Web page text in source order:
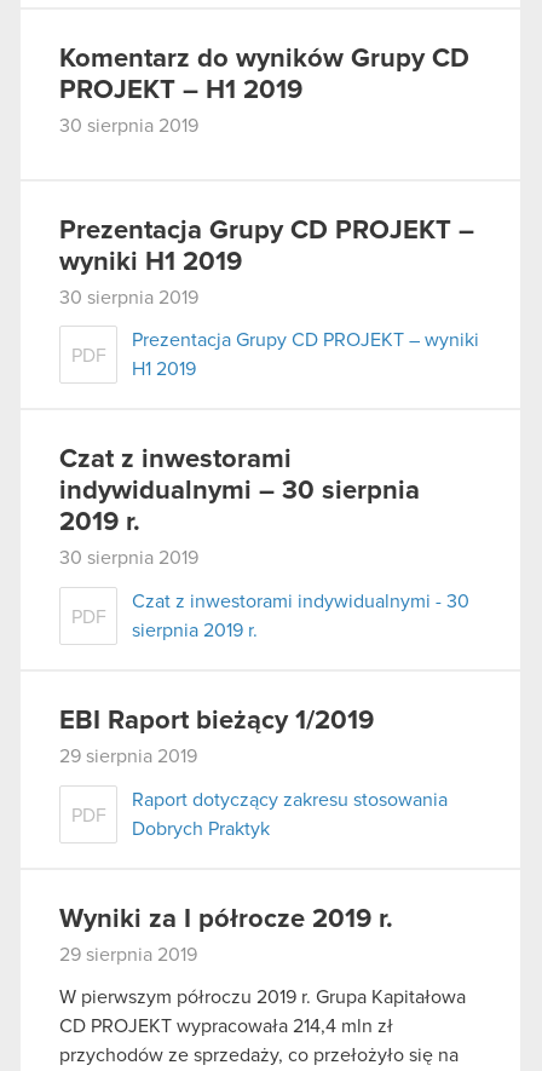
Komentarz do wyników Grupy CD
PROJEKT – H1 2019
30 sierpnia 2019
Prezentacja Grupy CD PROJEKT –
wyniki H1 2019
30 sierpnia 2019
PDF
Prezentacja Grupy CD PROJEKT – wyniki
H1 2019
Czat z inwestorami
indywidualnymi – 30 sierpnia
2019 r.
30 sierpnia 2019
PDF
Czat z inwestorami indywidualnymi - 30
sierpnia 2019 r.
EBI Raport bieżący 1/2019
29 sierpnia 2019
PDF
Raport dotyczący zakresu stosowania
Dobrych Praktyk
Wyniki za I półrocze 2019 r.
29 sierpnia 2019
W pierwszym półroczu 2019 r. Grupa Kapitałowa
CD PROJEKT wypracowała 214,4 mln zł
przychodów ze sprzedaży, co przełożyło się na